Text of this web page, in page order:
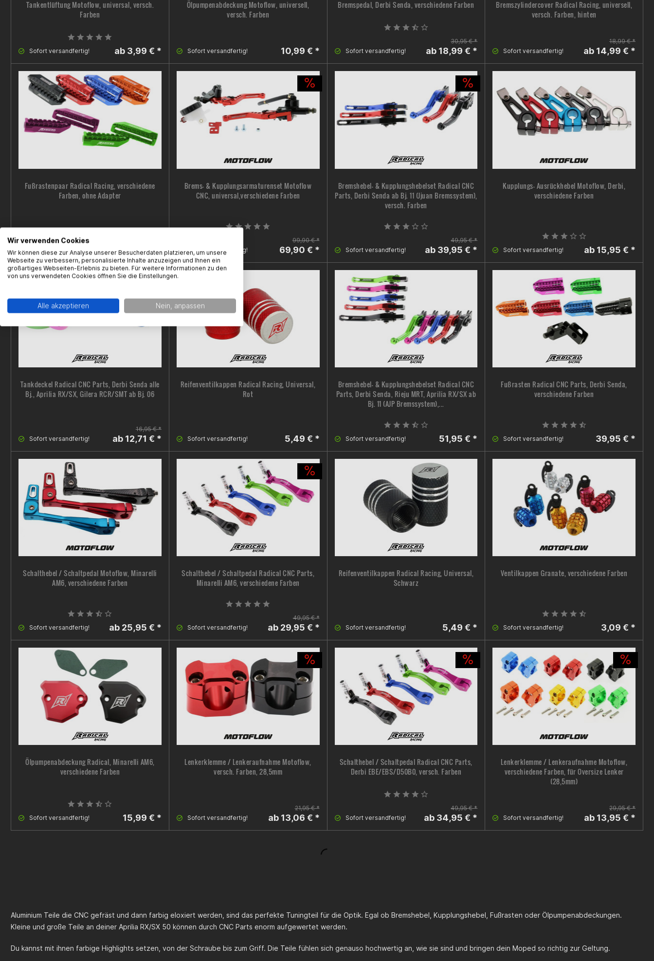
Tankentlüftung Motoflow, universal, versch.
Farben
Sofort versandfertig! ab 3,99 € *
Ölpumpenabdeckung Motoflow, universell,
versch. Farben
Sofort versandfertig! 10,99 € *
Bremspedal, Derbi Senda, verschiedene Farben
Sofort versandfertig!
30,95 € *
ab 18,99 € *
Bremszylindercover Radical Racing, universell,
versch. Farben, hinten
Sofort versandfertig!
18,99 € *
ab 14,99 € *
Fußrastenpaar Radical Racing, verschiedene
Farben, ohne Adapter
Sofort versandfertig! 22,95 € *
Brems- & Kupplungsarmaturenset Motoflow
CNC, universal,verschiedene Farben
Sofort versandfertig!
99,90 € *
69,90 € *
Bremshebel- & Kupplungshebelset Radical CNC
Parts, Derbi Senda ab Bj. 11 (Jjuan Bremssystem),
versch. Farben
Sofort versandfertig!
49,95 € *
ab 39,95 € *
Kupplungs- Ausrückhebel Motoflow, Derbi,
verschiedene Farben
Sofort versandfertig! ab 15,95 € *
Tankdeckel Radical CNC Parts, Derbi Senda alle
Bj., Aprilia RX/SX, Gilera RCR/SMT ab Bj. 06
Sofort versandfertig!
16,95 € *
ab 12,71 € *
Reifenventilkappen Radical Racing, Universal,
Rot
Sofort versandfertig! 5,49 € *
Bremshebel- & Kupplungshebelset Radical CNC
Parts, Derbi Senda, Rieju MRT, Aprilia RX/SX ab
Bj. 11 (AJP Bremssystem),...
Sofort versandfertig! 51,95 € *
Fußrasten Radical CNC Parts, Derbi Senda,
verschiedene Farben
Sofort versandfertig! 39,95 € *
Schalthebel / Schaltpedal Motoflow, Minarelli
AM6, verschiedene Farben
Sofort versandfertig! ab 25,95 € *
Schalthebel / Schaltpedal Radical CNC Parts,
Minarelli AM6, verschiedene Farben
Sofort versandfertig!
49,95 € *
ab 29,95 € *
Reifenventilkappen Radical Racing, Universal,
Schwarz
Sofort versandfertig! 5,49 € *
Ventilkappen Granate, verschiedene Farben
Sofort versandfertig! 3,09 € *
Ölpumpenabdeckung Radical, Minarelli AM6,
verschiedene Farben
Sofort versandfertig! 15,99 € *
Lenkerklemme / Lenkeraufnahme Motoflow,
versch. Farben, 28,5mm
Sofort versandfertig!
21,95 € *
ab 13,06 € *
Schalthebel / Schaltpedal Radical CNC Parts,
Derbi EBE/EBS/D50B0, versch. Farben
Sofort versandfertig!
49,95 € *
ab 34,95 € *
Lenkerklemme / Lenkeraufnahme Motoflow,
verschiedene Farben, für Oversize Lenker
(28,5mm)
Sofort versandfertig!
29,95 € *
ab 13,95 € *
Aluminium Teile die CNC gefräst und dann farbig eloxiert werden, sind das perfekte Tuningteil für die Optik. Egal ob Bremshebel, Kupplungshebel, Fußrasten oder Ölpumpenabdeckungen.
Kleine und große Teile an deiner Aprilia RX/SX 50 können durch CNC Parts enorm aufgewertet werden.
Du kannst mit ihnen farbige Highlights setzen, von der Schraube bis zum Griff. Die Teile fühlen sich genauso hochwertig an, wie sie sind und bringen dein Moped so richtig zur Geltung.
Wir verwenden Cookies
Wir können diese zur Analyse unserer Besucherdaten platzieren, um unsere
Webseite zu verbessern, personalisierte Inhalte anzuzeigen und Ihnen ein
großartiges Webseiten-Erlebnis zu bieten. Für weitere Informationen zu den
von uns verwendeten Cookies öffnen Sie die Einstellungen.
Alle akzeptieren Nein, anpassen